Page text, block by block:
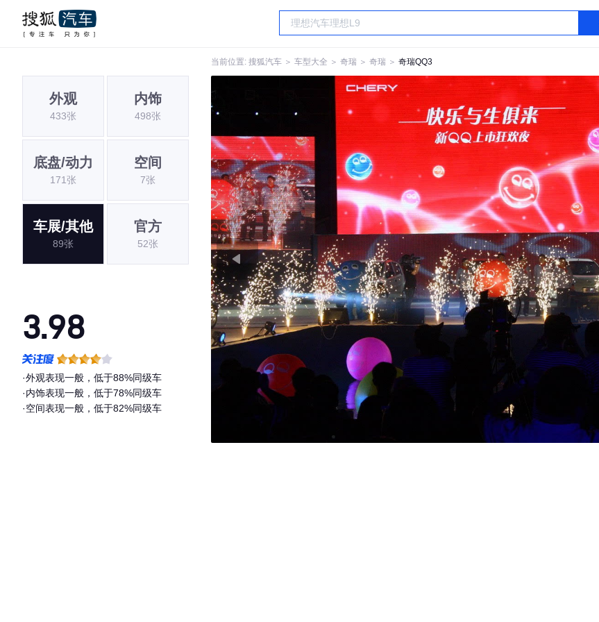
当前位置: 搜狐汽车 ＞ 车型大全 ＞ 奇瑞 ＞ 奇瑞 ＞ 奇瑞QQ3
外观
433张
内饰
498张
底盘/动力
171张
空间
7张
车展/其他
89张
官方
52张
3.98
·外观表现一般，低于88%同级车
·内饰表现一般，低于78%同级车
·空间表现一般，低于82%同级车